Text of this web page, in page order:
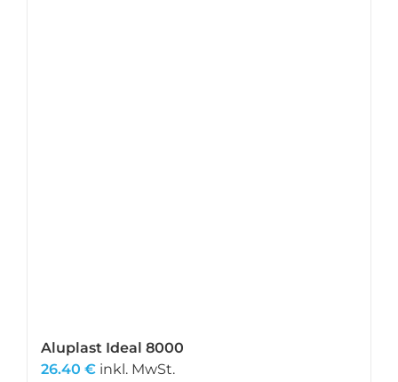
Aluplast Ideal 8000
26.40 € inkl. MwSt.